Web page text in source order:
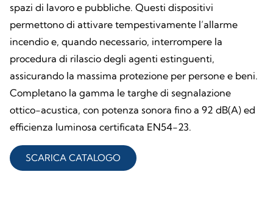
spazi di lavoro e pubbliche. Questi dispositivi
permettono di attivare tempestivamente l’allarme
incendio e, quando necessario, interrompere la
procedura di rilascio degli agenti estinguenti,
assicurando la massima protezione per persone e beni.
Completano la gamma le targhe di segnalazione
ottico-acustica, con potenza sonora fino a 92 dB(A) ed
efficienza luminosa certificata EN54-23.
SCARICA CATALOGO